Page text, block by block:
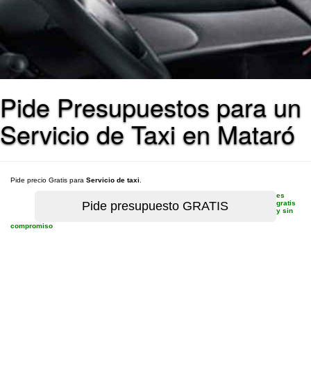
Pide Presupuestos para un
Servicio de Taxi en Mataró
Pide precio Gratis para Servicio de taxi
es
gratis
y sin
compromiso